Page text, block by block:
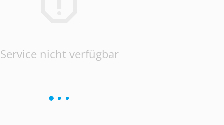
Service nicht verfügbar